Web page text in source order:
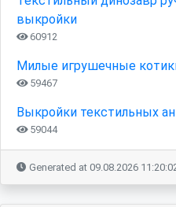
выкройки
60912
Милые игрушечные
59467
Выкройки текстильных
59044
Generated at 09.08.2026